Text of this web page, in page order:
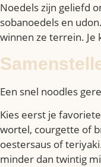
Noedels zijn geliefd
sobanoedels en
winnen ze terrein. Je
Een snel noodles
Kies eerst je
wortel, courgette of
oestersaus of
minder dan twintig